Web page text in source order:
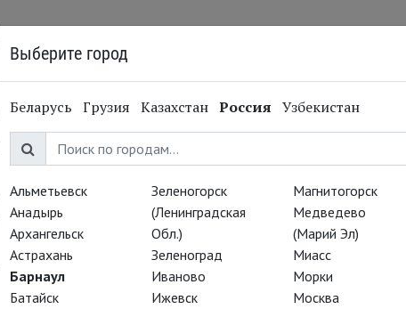
лекторий в кино
на завтра!
мы постарались сделать максимально
:) Почему бы не прикоснуться к прекрасному в
Хиддлстон предстанет в роли незабвенного
Выберите город
Беларусь Грузия Казахстан Россия Узбекистан
Альметьевск
Анадырь
Архангельск
Астрахань
Барнаул
Батайск
Зеленогорск
(Ленинградская
Обл.)
Зеленоград
Иваново
Ижевск
Магнитогорск
Медведево
(Марий Эл)
Миасс
Морки
Москва